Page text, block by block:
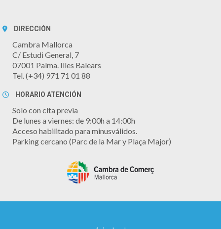
DIRECCIÓN
Cambra Mallorca
C/ Estudi General, 7
07001 Palma. Illes Balears
Tel. (+34) 971 71 01 88
HORARIO ATENCIÓN
Solo con cita previa
De lunes a viernes: de 9:00h a 14:00h
Acceso habilitado para minusválidos.
Parking cercano (Parc de la Mar y Plaça Major)